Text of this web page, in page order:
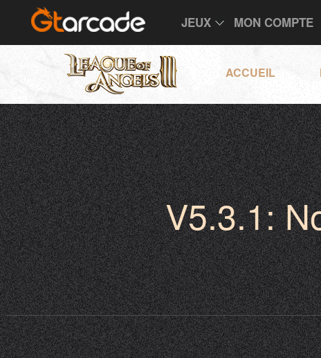
JEUX MON COMPTE
ACCUEIL
V5.3.1: